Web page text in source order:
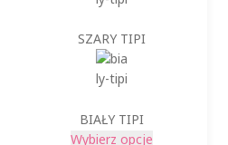
SZARY TIPI
BIAŁY TIPI
Wybierz opcjeTen